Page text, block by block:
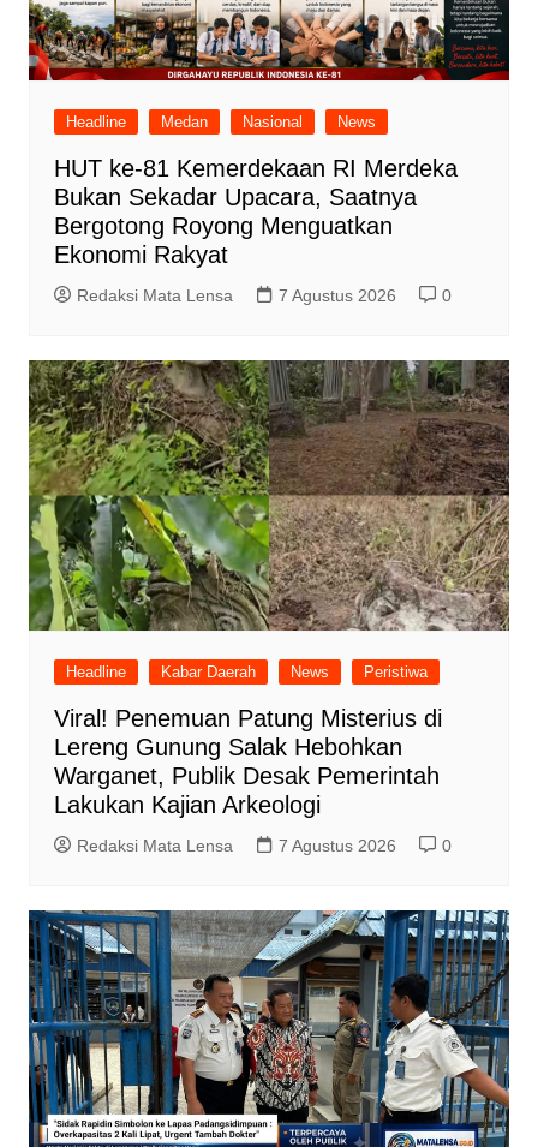
Headline Medan Nasional News
HUT ke-81 Kemerdekaan RI Merdeka
Bukan Sekadar Upacara, Saatnya
Bergotong Royong Menguatkan
Ekonomi Rakyat
Redaksi Mata Lensa 7 Agustus 2026 0
Headline Kabar Daerah News Peristiwa
Viral! Penemuan Patung Misterius di
Lereng Gunung Salak Hebohkan
Warganet, Publik Desak Pemerintah
Lakukan Kajian Arkeologi
Redaksi Mata Lensa 7 Agustus 2026 0